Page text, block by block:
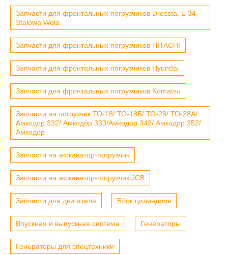
Запчасти для фронтальных погрузчиков Dressta, L-34,
Stalowa Wola
Запчасти для фронтальных погрузчиков HITACHI
Запчасти для фронтальных погрузчиков Hyundai
Запчасти для фронтальных погрузчиков Komatsu
Запчасти на погрузчик ТО-18/ ТО-18Б/ ТО-28/ ТО-28А/
Амкодор 332/ Амкодор 333/Амкодор 342/ Амкодор 352/
Амкодор
Запчасти на экскаватор-погрузчик
Запчасти на экскаватор-погрузчик JCB
Запчасти для двигателя Блок цилиндров
Впускная и выпускная система Генераторы
Генераторы для спецтехники